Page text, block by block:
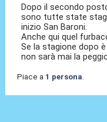
Dopo il secondo
sono tutte state
inizio San Baroni.
Anche qui quel
Se la stagione dopo
non sarà mai la
Piace a 1 persona